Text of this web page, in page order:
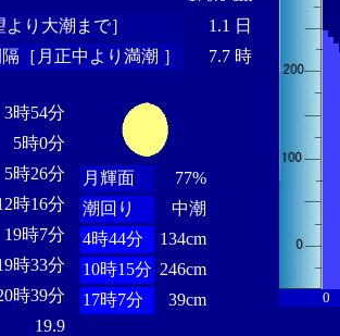
り大潮まで］
1.1 日
［月正中より満潮 ］
7.7 時
3時54分
5時0分
5時26分
時16分
19時7分
時33分
時39分
19.9
月輝面
77%
潮回り
中潮
4時44分
134cm
10時15分 246cm
17時7分
39cm 0